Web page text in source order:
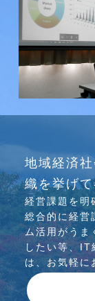
介護ソリュ
行っていま
地域経済
織を挙げ
経営課題を明
総合的に経営
ム活⽤がうま
したい等、IT
は、お気軽に